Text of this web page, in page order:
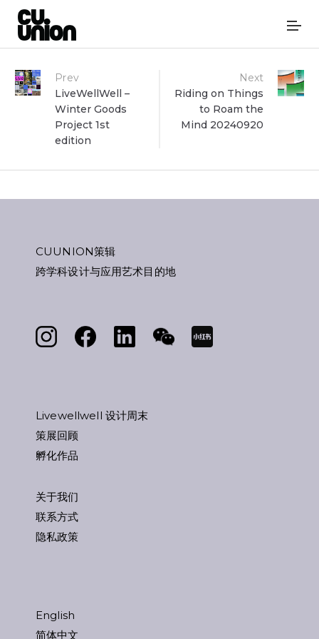
Post
navigation
Prev
LiveWellWell –
Winter Goods
Project 1st
edition
Next
Riding on Things
to Roam the
Mind 20240920
CUUNION策辑
跨学科设计与应用艺术目的地
Livewellwell 设计周末
策展回顾
孵化作品
关于我们
联系方式
隐私政策
English
简体中文